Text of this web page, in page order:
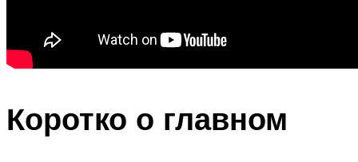
Коротко о главном